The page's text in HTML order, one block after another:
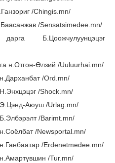
/Chingis.mn/
/Sensatsimedee.mn/
Б.Цоожчулуунцэцэг
н.Отгон-Өлзий /Uuluurhai.mn/
/Ord.mn/
/Shock.mn/
Аюуш /Urlag.mn/
/Barimt.mn/
/Newsportal.mn/
/Erdenetmedee.mn/
/Tur.mn/